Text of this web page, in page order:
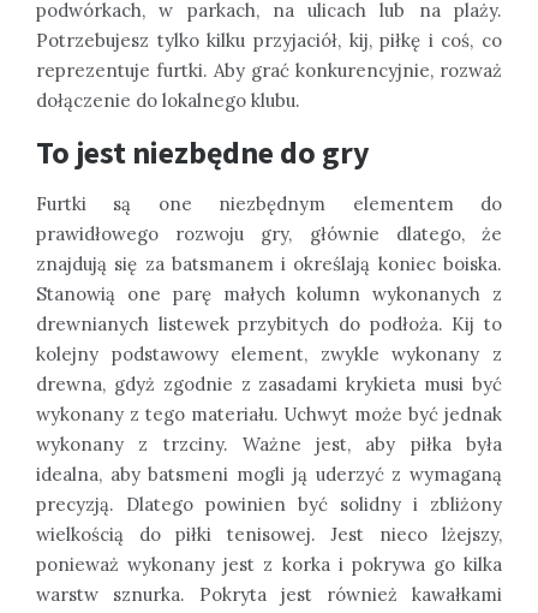
podwórkach, w parkach, na ulicach lub na plaży.
Potrzebujesz tylko kilku przyjaciół, kij, piłkę i coś, co
reprezentuje furtki. Aby grać konkurencyjnie, rozważ
dołączenie do lokalnego klubu.
To jest niezbędne do gry
Furtki są one niezbędnym elementem do
prawidłowego rozwoju gry, głównie dlatego, że
znajdują się za batsmanem i określają koniec boiska.
Stanowią one parę małych kolumn wykonanych z
drewnianych listewek przybitych do podłoża. Kij to
kolejny podstawowy element, zwykle wykonany z
drewna, gdyż zgodnie z zasadami krykieta musi być
wykonany z tego materiału. Uchwyt może być jednak
wykonany z trzciny. Ważne jest, aby piłka była
idealna, aby batsmeni mogli ją uderzyć z wymaganą
precyzją. Dlatego powinien być solidny i zbliżony
wielkością do piłki tenisowej. Jest nieco lżejszy,
ponieważ wykonany jest z korka i pokrywa go kilka
warstw sznurka. Pokryta jest również kawałkami